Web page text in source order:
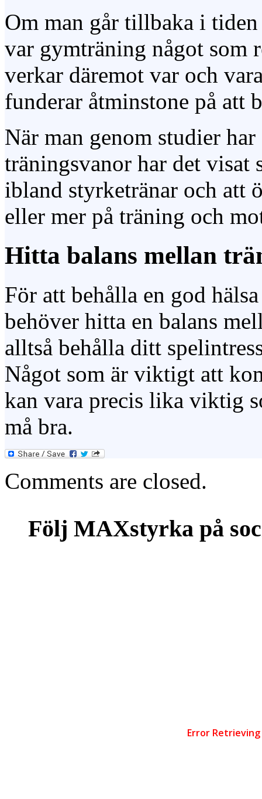
Om man går tillbaka i
var gymträning något som
verkar däremot var och
funderar åtminstone på att
När man genom studier
träningsvanor har det
ibland styrketränar och att
eller mer på träning och
Hitta balans mellan
För att behålla en god
behöver hitta en balans
alltså behålla ditt
Något som är viktigt att
kan vara precis lika viktig
må bra.
Comments are closed.
Följ MAXstyrka på